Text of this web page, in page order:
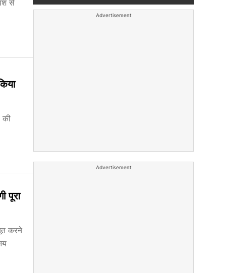
से
की
पूरा
करने
Advertisement
Advertisement